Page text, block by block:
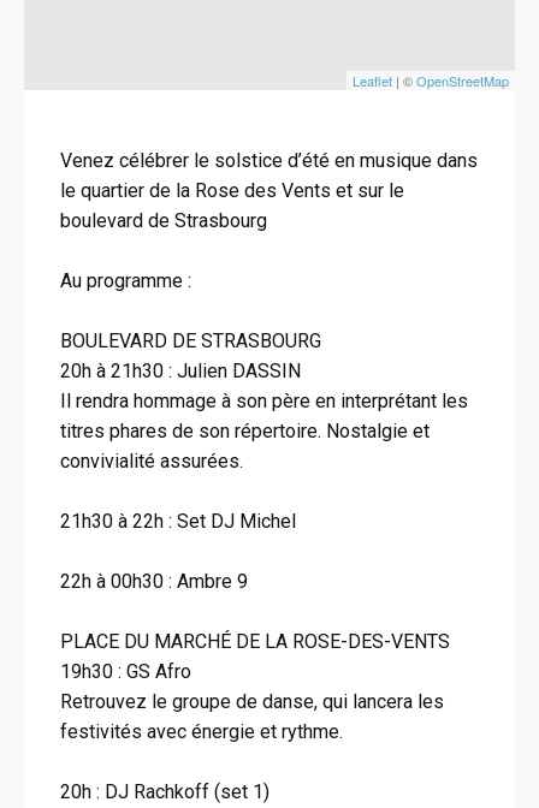
Leaflet | ©OpenStreetMap
Venez célébrer le solstice d’été en musique dans
le quartier de la Rose des Vents et sur le
boulevard de Strasbourg
Au programme :
BOULEVARD DE STRASBOURG
20h à 21h30 : Julien DASSIN
Il rendra hommage à son père en interprétant les
titres phares de son répertoire. Nostalgie et
convivialité assurées.
21h30 à 22h : Set DJ Michel
22h à 00h30 : Ambre 9
PLACE DU MARCHÉ DE LA ROSE-DES-VENTS
19h30 : GS Afro
Retrouvez le groupe de danse, qui lancera les
festivités avec énergie et rythme.
20h : DJ Rachkoff (set 1)